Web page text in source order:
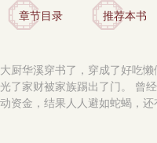
章节目录 推荐本书
厨华溪穿书了，穿成了好吃
了家财被家族踢出了门。 曾
资金，结果人人避如蛇蝎，